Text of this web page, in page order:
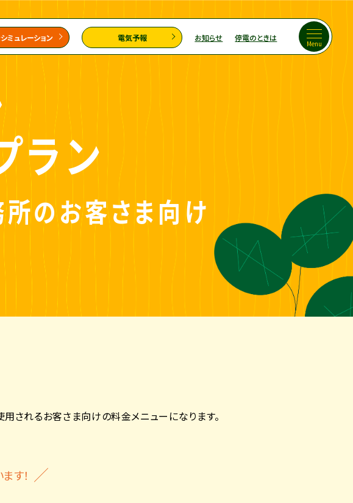
ミュレーション 電気予報 お知らせ 停電のときは
ラン
のお客さま向け
されるお客さま向けの料金メニューになります。
す！